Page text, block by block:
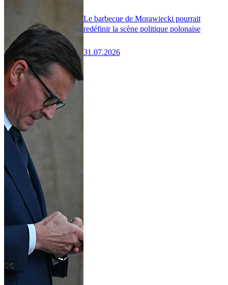
Le barbecue de Morawiecki pourrait
redéfinir la scène politique polonaise
31.07.2026